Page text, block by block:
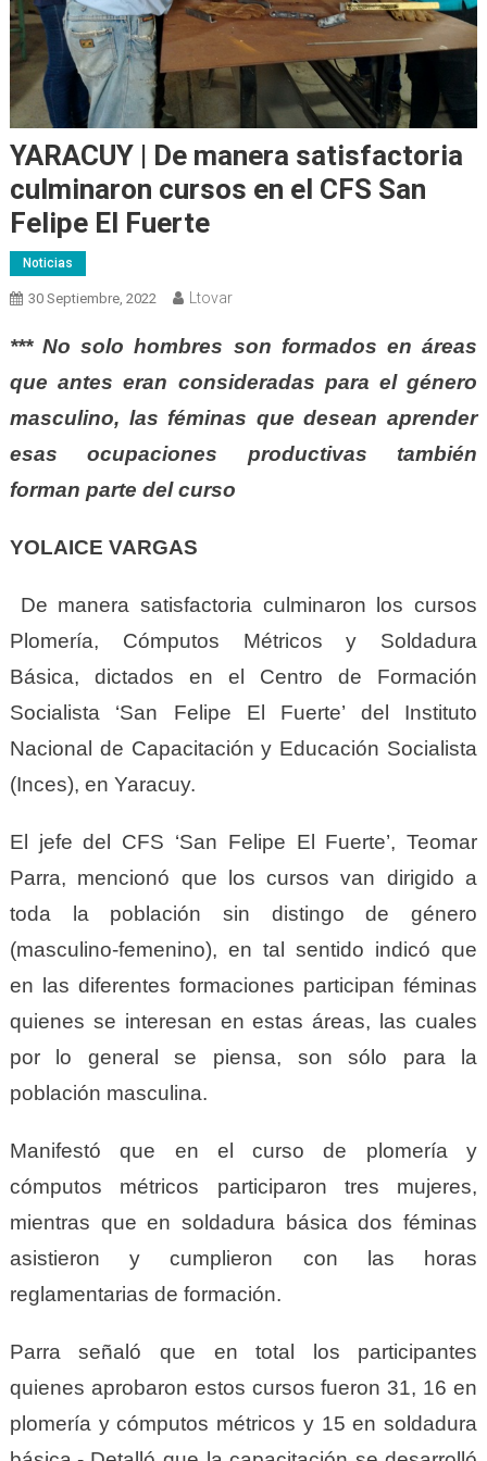
YARACUY | De manera satisfactoria
culminaron cursos en el CFS San
Felipe El Fuerte
Noticias
30 Septiembre, 2022 Ltovar
*** No solo hombres son formados en áreas
que antes eran consideradas para el género
masculino, las féminas que desean aprender
esas ocupaciones productivas también
forman parte del curso
YOLAICE VARGAS
De manera satisfactoria culminaron los cursos
Plomería, Cómputos Métricos y Soldadura
Básica, dictados en el Centro de Formación
Socialista ‘San Felipe El Fuerte’ del Instituto
Nacional de Capacitación y Educación Socialista
(Inces), en Yaracuy.
El jefe del CFS ‘San Felipe El Fuerte’, Teomar
Parra, mencionó que los cursos van dirigido a
toda la población sin distingo de género
(masculino-femenino), en tal sentido indicó que
en las diferentes formaciones participan féminas
quienes se interesan en estas áreas, las cuales
por lo general se piensa, son sólo para la
población masculina.
Manifestó que en el curso de plomería y
cómputos métricos participaron tres mujeres,
mientras que en soldadura básica dos féminas
asistieron y cumplieron con las horas
reglamentarias de formación.
Parra señaló que en total los participantes
quienes aprobaron estos cursos fueron 31, 16 en
plomería y cómputos métricos y 15 en soldadura